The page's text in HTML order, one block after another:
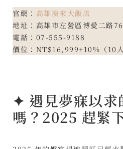
官網： 高雄漢來大飯店
地址：高雄市左營區博愛二路
電話：07-555-9188
價位：NT$16,999+10%（10人
✦ 遇見夢寐以
嗎？2025 趕緊